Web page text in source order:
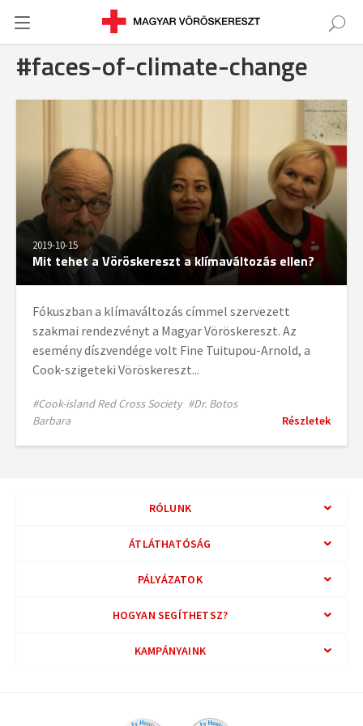
#faces-of-climate-change
2019-10-15
Mit tehet a Vöröskereszt a klímaváltozás ellen?
Fókuszban a klímaváltozás címmel szervezett
szakmai rendezvényt a Magyar Vöröskereszt. Az
esemény díszvendége volt Fine Tuitupou-Arnold, a
Cook-szigeteki Vöröskereszt...
#Cook-island Red Cross Society #Dr. Botos
Barbara
Részletek
RÓLUNK
ÁTLÁTHATÓSÁG
PÁLYÁZATOK
HOGYAN SEGÍTHETSZ?
KAMPÁNYAINK